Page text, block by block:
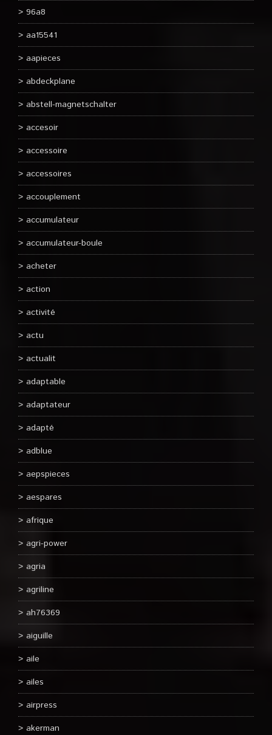
96a8
aa15541
aapieces
abdeckplane
abstell-magnetschalter
accesoir
accessoire
accessoires
accouplement
accumulateur
accumulateur-boule
acheter
action
activité
actu
actualit
adaptable
adaptateur
adapté
adblue
aepspieces
aespares
afrique
agri-power
agria
agriline
ah76369
aiguille
aile
ailes
airpress
akerman